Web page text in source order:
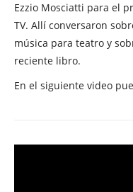
Ezzio Mosciatti para el
TV. Allí conversaron
música para teatro y
reciente libro.
En el siguiente video